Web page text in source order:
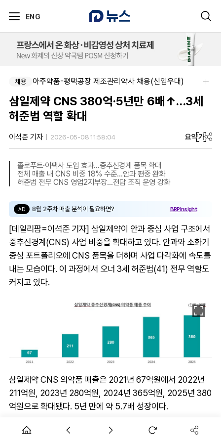
ENG
채용 아주약품-평택공장 제조관리약사 채용(신입우대)
삼일제약 CNS 380억·5년만 6배↑…3세
허준범 역할 확대
이석준 기자 2026-05-08 11:58:04 요약가
졸로푸트·이팩사 도입 효과…중추신경계 품목 확대
전체 매출 내 CNS 비중 18% 수준…안과 편중 완화
허준범 전무 CNS 영업2지부장…전담 조직 운영 강화
AD 8월 2주차 매출 분석이 필요하면? BRPInsight
[데일리팜=이석준 기자] 삼일제약이 안과 중심 사업 구조에서
중추신경계(CNS) 사업 비중을 확대하고 있다. 안과와 소화기
중심 포트폴리오에 CNS 품목을 더하며 사업 다각화에 속도를
내는 모습이다. 이 과정에서 오너 3세 허준범(41) 전무 역할도
커지고 있다.
삼일제약 CNS 의약품 매출은 2021년 67억원에서 2022년
211억원, 2023년 280억원, 2024년 365억원, 2025년 380
억원으로 확대됐다. 5년 만에 약 5.7배 성장이다.
2025년 연결 기준 전체 매출 2103억원 가운데 CNS 비중은